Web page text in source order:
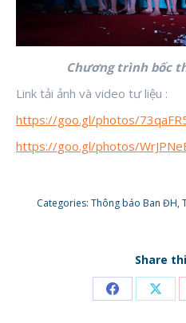
Chương trình bốc
Link tải ảnh và video tư liệu :
https://goo.gl/photos/
https://goo.gl/photos/
Categories: Thông báo Ban ĐH,
Share
Share